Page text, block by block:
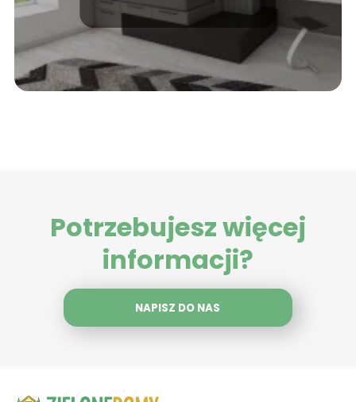
Potrzebujesz więcej
informacji?
NAPISZ DO NAS